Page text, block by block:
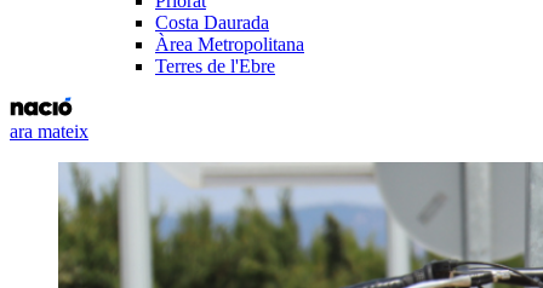
Costa Daurada
Àrea Metropolitana
Terres de l'Ebre
ara mateix